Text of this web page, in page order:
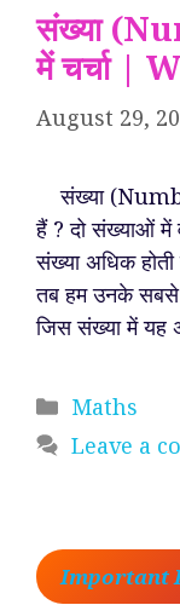
संख्या
में चर्चा |
August 29,
संख्या
हैं ? दो संख्याओं में
संख्या अधिक
तब हम उनके सबसे
जिस संख्या में यह
Categories
Maths
Leave a
Important